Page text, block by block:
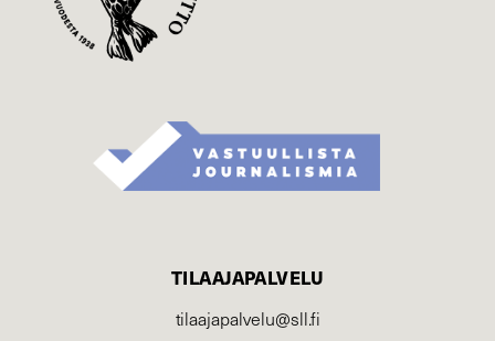
TILAAJAPALVELU
tilaajapalvelu@sll.fi